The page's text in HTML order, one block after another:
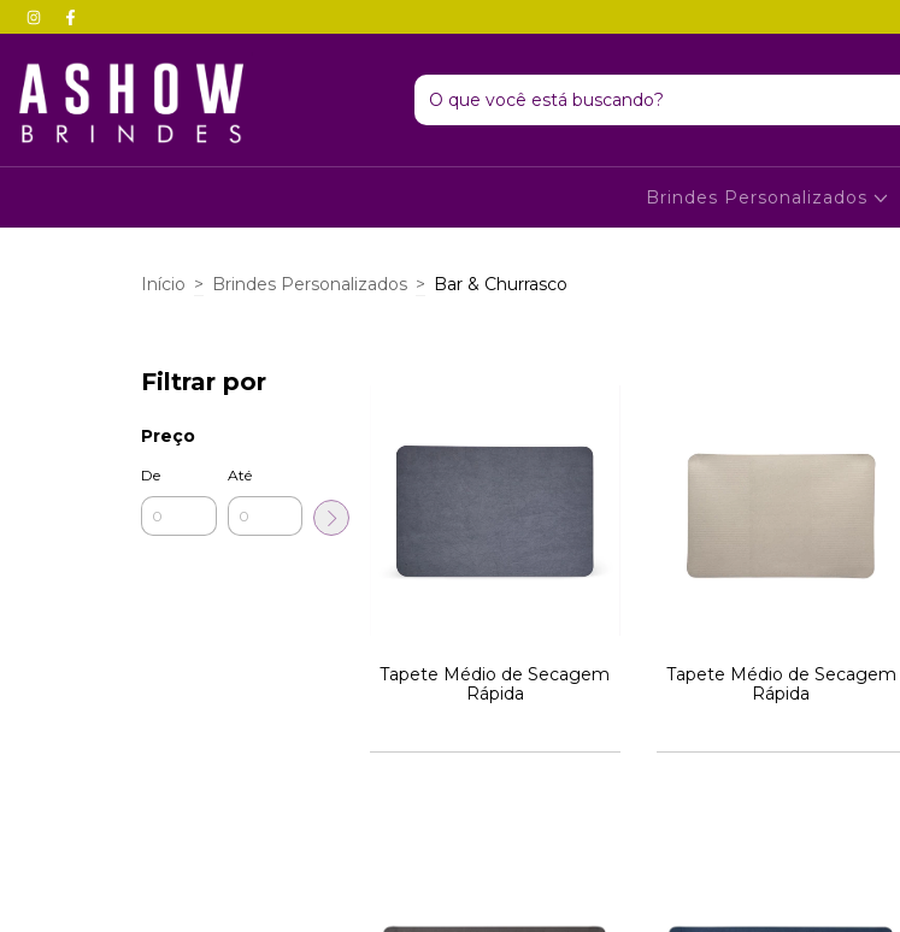
Brindes Personalizados
Início > Brindes Personalizados > Bar & Churrasco
Filtrar por
Preço
De Até
Tapete Médio de Secagem
Rápida
Tapete Médio de Secagem
Rápida